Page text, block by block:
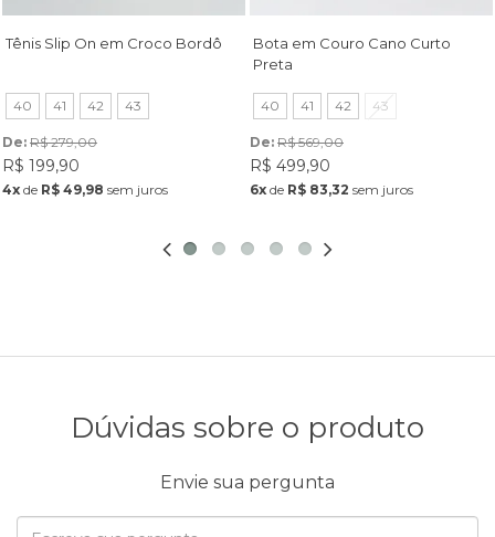
Tênis Slip On em Croco Bordô
40 41 42 43
De: R$ 279,00
R$ 199,90
4x de R$ 49,98 sem juros
Bota em Couro Cano Curto
Preta
40 41 42 43
De: R$ 569,00
R$ 499,90
6x de R$ 83,32 sem juros
Dúvidas sobre o produto
Envie sua pergunta